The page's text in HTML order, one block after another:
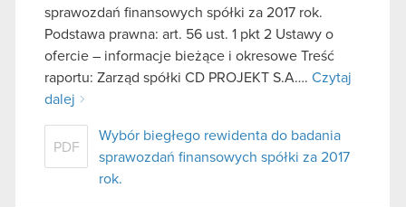
sprawozdań finansowych spółki za 2017 rok.
Podstawa prawna: art. 56 ust. 1 pkt 2 Ustawy o
ofercie – informacje bieżące i okresowe Treść
raportu: Zarząd spółki CD PROJEKT S.A…. Czytaj
dalej
PDF
Wybór biegłego rewidenta do badania
sprawozdań finansowych spółki za 2017
rok.